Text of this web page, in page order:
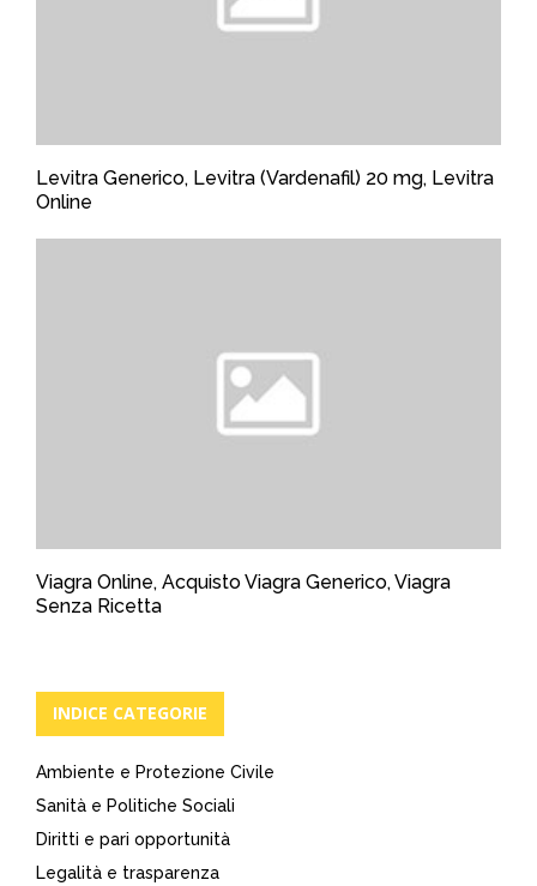
Levitra Generico, Levitra (Vardenafil) 20 mg, Levitra
Online
Viagra Online, Acquisto Viagra Generico, Viagra
Senza Ricetta
INDICE CATEGORIE
Ambiente e Protezione Civile
Sanità e Politiche Sociali
Diritti e pari opportunità
Legalità e trasparenza